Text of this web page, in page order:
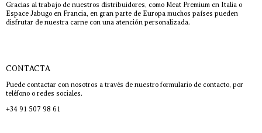
Gracias al trabajo de nuestros distribuidores, como Meat Premium en Italia o
Espace Jabugo en Francia, en gran parte de Europa muchos países pueden
disfrutar de nuestra carne con una atención personalizada.
CONTACTA
Puede contactar con nosotros a través de nuestro formulario de contacto, por
teléfono o redes sociales.
+34 91 507 98 61